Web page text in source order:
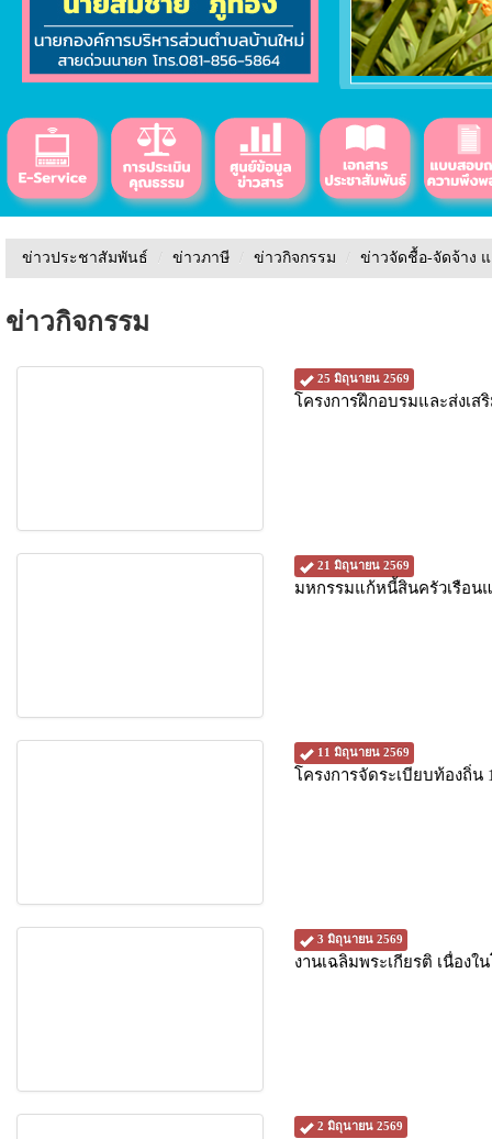
ข่าวประชาสัมพันธ์ / ข่าวภาษี / ข่าวกิจกรรม / ข่าวจัดชื้อ-จัดจ้าง
ข่าวกิจกรรม
25 มิถุนายน 2569
โครงการฝึกอบรมและส่งเส
21 มิถุนายน 2569
มหกรรมแก้หนี้สินครัวเรือ
11 มิถุนายน 2569
โครงการจัดระเบียบท้องถิ่
3 มิถุนายน 2569
งานเฉลิมพระเกียรติ เนื่อง
2 มิถุนายน 2569